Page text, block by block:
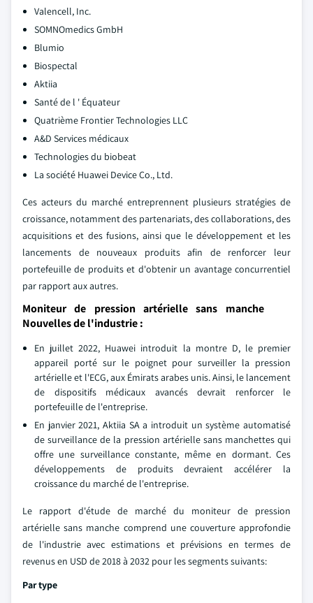
Valencell, Inc.
SOMNOmedics GmbH
Blumio
Biospectal
Aktiia
Santé de l ' Équateur
Quatrième Frontier Technologies LLC
A&D Services médicaux
Technologies du biobeat
La société Huawei Device Co., Ltd.
Ces acteurs du marché entreprennent plusieurs stratégies de
croissance, notamment des partenariats, des collaborations, des
acquisitions et des fusions, ainsi que le développement et les
lancements de nouveaux produits afin de renforcer leur
portefeuille de produits et d'obtenir un avantage concurrentiel
par rapport aux autres.
Moniteur de pression artérielle sans manche
Nouvelles de l'industrie :
En juillet 2022, Huawei introduit la montre D, le premier
appareil porté sur le poignet pour surveiller la pression
artérielle et l'ECG, aux Émirats arabes unis. Ainsi, le lancement
de dispositifs médicaux avancés devrait renforcer le
portefeuille de l'entreprise.
En janvier 2021, Aktiia SA a introduit un système automatisé
de surveillance de la pression artérielle sans manchettes qui
offre une surveillance constante, même en dormant. Ces
développements de produits devraient accélérer la
croissance du marché de l'entreprise.
Le rapport d'étude de marché du moniteur de pression
artérielle sans manche comprend une couverture approfondie
de l'industrie avec estimations et prévisions en termes de
revenus en USD de 2018 à 2032 pour les segments suivants:
Par type